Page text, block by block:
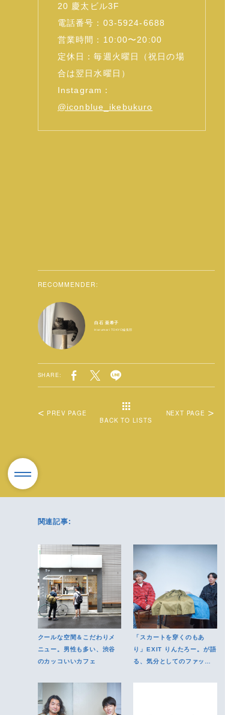
20 慶太ビル3F
電話番号：03-5924-6688
営業時間：10:00〜20:00
定休日：毎週火曜日（祝日の場
合は翌日水曜日）
Instagram：
@iconblue_ikebukuro
RECOMMENDER:
白石 亜希子
Harumari TOKYO編集部
SHARE:
BACK TO LISTS
PREV PAGE NEXT PAGE
関連記事:
クールな空間＆こだわりメ
ニュー。男性も多い、渋谷
のカッコいいカフェ
「スカートを穿くのもあ
り」EXIT りんたろー。が語
る、気分としてのファッシ